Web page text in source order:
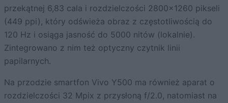
przekątnej 6,83 cala i rozdzielczości 2800×1260 pikseli
(449 ppi), który odświeża obraz z częstotliwością do
120 Hz i osiąga jasność do 5000 nitów (lokalnie).
Zintegrowano z nim też optyczny czytnik linii
papilarnych.
Na przodzie smartfon Vivo Y500 ma również aparat o
rozdzielczości 32 Mpix z przysłoną f/2.0, natomiast na